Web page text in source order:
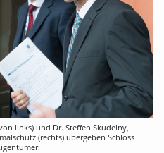
links) und Dr. Steffen Skudelny,
(rechts) übergeben Schloss